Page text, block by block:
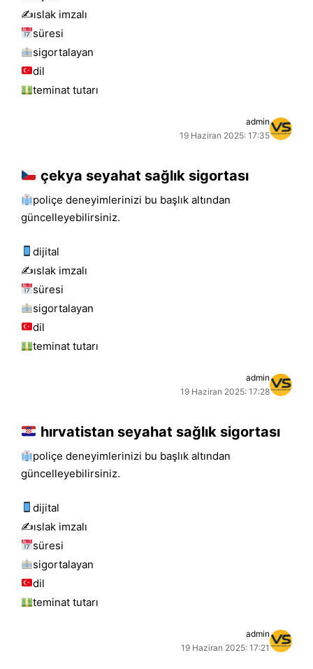
✍️islak i̇mzalı
süresi
sigortalayan
dil
teminat tutarı
admin
19 Haziran 2025: 17:35
çekya seyahat sağlık sigortası
poliçe deneyimlerinizi bu başlık altından
güncelleyebilirsiniz.
dijital
✍️islak i̇mzalı
süresi
sigortalayan
dil
teminat tutarı
admin
19 Haziran 2025: 17:28
hırvatistan seyahat sağlık sigortası
poliçe deneyimlerinizi bu başlık altından
güncelleyebilirsiniz.
dijital
✍️islak i̇mzalı
süresi
sigortalayan
dil
teminat tutarı
admin
19 Haziran 2025: 17:21